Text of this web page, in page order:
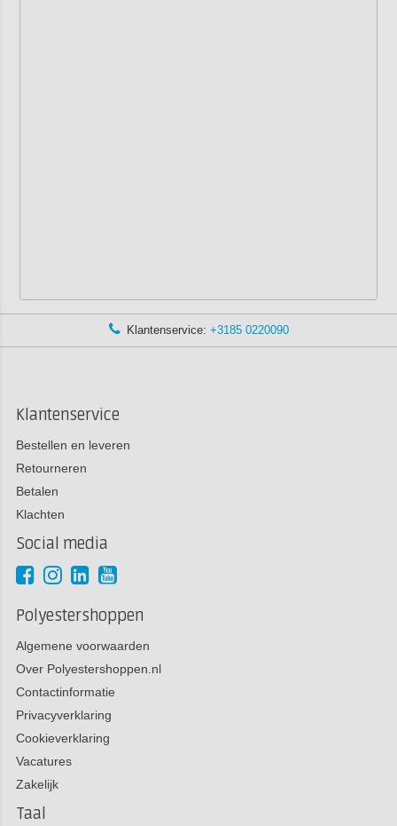
Klantenservice: +3185 0220090
Klantenservice
Bestellen en leveren
Retourneren
Betalen
Klachten
Social media
Polyestershoppen
Algemene voorwaarden
Over Polyestershoppen.nl
Contactinformatie
Privacyverklaring
Cookieverklaring
Vacatures
Zakelijk
Taal